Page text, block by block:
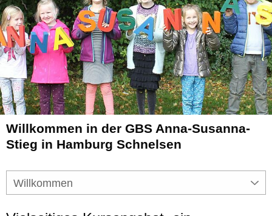
Willkommen in der GBS Anna-Susanna-
Stieg in Hamburg Schnelsen
Willkommen